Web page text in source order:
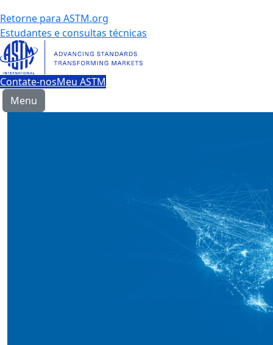
Retorne para ASTM.org
Estudantes e consultas técnicas
Contate-nosMeu ASTM
Menu